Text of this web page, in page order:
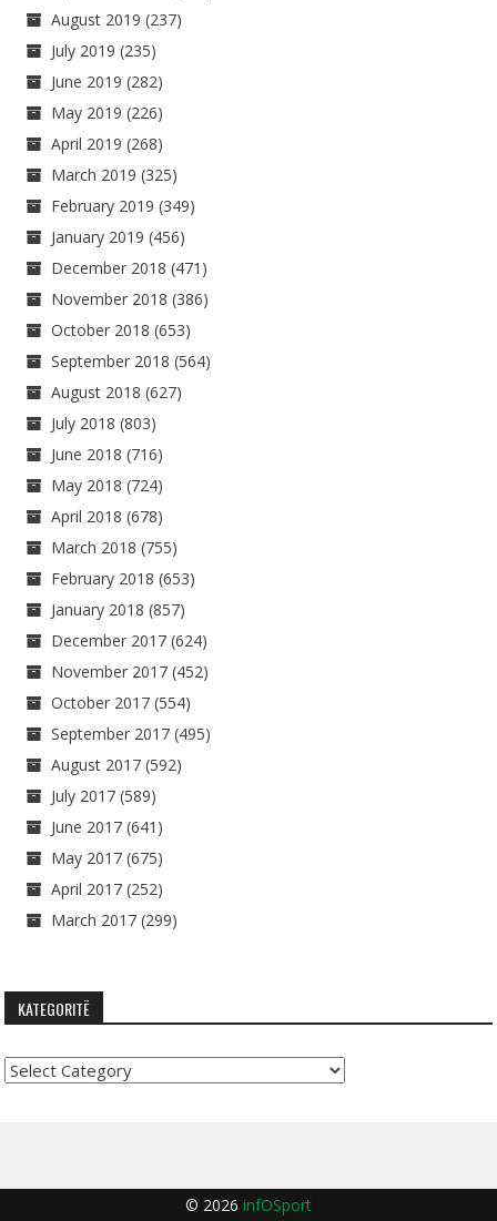
August 2019 (237)
July 2019 (235)
June 2019 (282)
May 2019 (226)
April 2019 (268)
March 2019 (325)
February 2019 (349)
January 2019 (456)
December 2018 (471)
November 2018 (386)
October 2018 (653)
September 2018 (564)
August 2018 (627)
July 2018 (803)
June 2018 (716)
May 2018 (724)
April 2018 (678)
March 2018 (755)
February 2018 (653)
January 2018 (857)
December 2017 (624)
November 2017 (452)
October 2017 (554)
September 2017 (495)
August 2017 (592)
July 2017 (589)
June 2017 (641)
May 2017 (675)
April 2017 (252)
March 2017 (299)
KATEGORITË
Kategoritë
© 2026 infOSport